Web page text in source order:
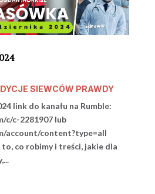
SIEWCÓW PRAWDY
link do kanału na Rumble:
c/c-2281907 lub
account/content?type=all
to, co robimy i treści, jakie dla